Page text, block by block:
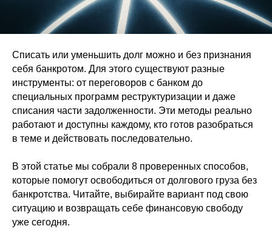
Списать или уменьшить долг можно и без признания
себя банкротом. Для этого существуют разные
инструменты: от переговоров с банком до
специальных программ реструктуризации и даже
списания части задолженности. Эти методы реально
работают и доступны каждому, кто готов разобраться
в теме и действовать последовательно.
В этой статье мы собрали 8 проверенных способов,
которые помогут освободиться от долгового груза без
банкротства. Читайте, выбирайте вариант под свою
ситуацию и возвращать себе финансовую свободу
уже сегодня.